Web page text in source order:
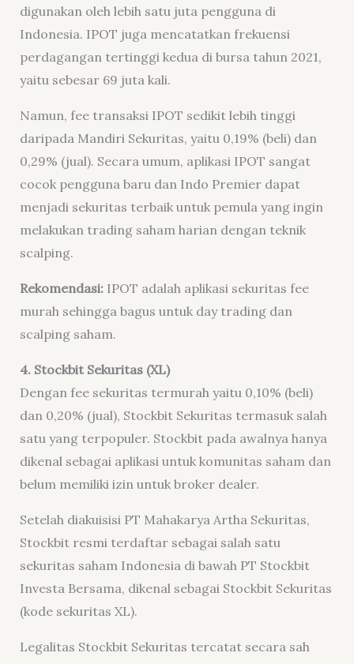
digunakan oleh lebih satu juta pengguna di
Indonesia. IPOT juga mencatatkan frekuensi
perdagangan tertinggi kedua di bursa tahun 2021,
yaitu sebesar 69 juta kali.
Namun, fee transaksi IPOT sedikit lebih tinggi
daripada Mandiri Sekuritas, yaitu 0,19% (beli) dan
0,29% (jual). Secara umum, aplikasi IPOT sangat
cocok pengguna baru dan Indo Premier dapat
menjadi sekuritas terbaik untuk pemula yang ingin
melakukan trading saham harian dengan teknik
scalping.
Rekomendasi:IPOT adalah aplikasi sekuritas fee
murah sehingga bagus untuk day trading dan
scalping saham.
4. Stockbit Sekuritas (XL)
Dengan fee sekuritas termurah yaitu 0,10% (beli)
dan 0,20% (jual), Stockbit Sekuritas termasuk salah
satu yang terpopuler. Stockbit pada awalnya hanya
dikenal sebagai aplikasi untuk komunitas saham dan
belum memiliki izin untuk broker dealer.
Setelah diakuisisi PT Mahakarya Artha Sekuritas,
Stockbit resmi terdaftar sebagai salah satu
sekuritas saham Indonesia di bawah PT Stockbit
Investa Bersama, dikenal sebagai Stockbit Sekuritas
(kode sekuritas XL).
Legalitas Stockbit Sekuritas tercatat secara sah